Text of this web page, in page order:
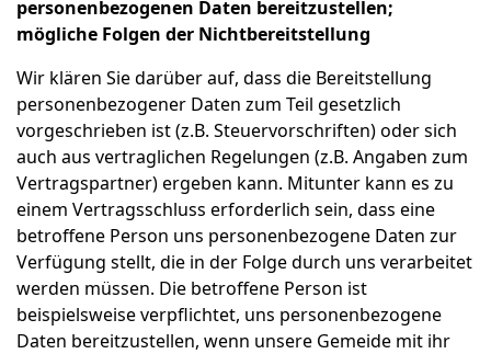
personenbezogenen Daten bereitzustellen;
mögliche Folgen der Nichtbereitstellung
Wir klären Sie darüber auf, dass die Bereitstellung
personenbezogener Daten zum Teil gesetzlich
vorgeschrieben ist (z.B. Steuervorschriften) oder sich
auch aus vertraglichen Regelungen (z.B. Angaben zum
Vertragspartner) ergeben kann. Mitunter kann es zu
einem Vertragsschluss erforderlich sein, dass eine
betroffene Person uns personenbezogene Daten zur
Verfügung stellt, die in der Folge durch uns verarbeitet
werden müssen. Die betroffene Person ist
beispielsweise verpflichtet, uns personenbezogene
Daten bereitzustellen, wenn unsere Gemeide mit ihr